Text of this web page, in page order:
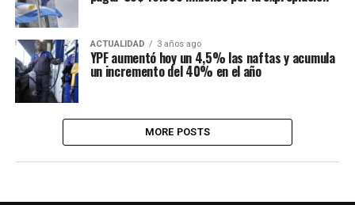
ACTUALIDAD 3 años ago
YPF aumentó hoy un 4,5% las naftas y acumula
un incremento del 40% en el año
MORE POSTS